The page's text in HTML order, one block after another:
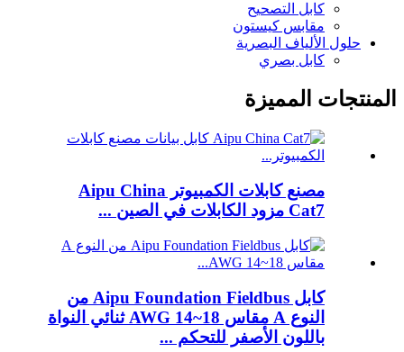
كابل التصحيح
مقابس كيستون
حلول الألياف البصرية
كابل بصري
المنتجات المميزة
مصنع كابلات الكمبيوتر Aipu China
Cat7 مزود الكابلات في الصين ...
كابل Aipu Foundation Fieldbus من
النوع A مقاس 18~14 AWG ثنائي النواة
باللون الأصفر للتحكم ...